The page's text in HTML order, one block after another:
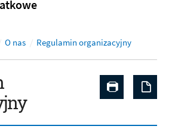
O nas Regulamin organizacyjny
Drukuj